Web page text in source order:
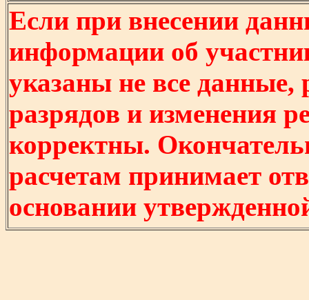
Если при внесении
информации об
указаны не все
разрядов и изменения
корректны.
расчетам принимает
основании